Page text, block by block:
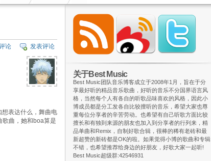
发表评论
论
表达什么，舞曲电
歌曲，她和boa算是
关于Best Music
Best Music团队音乐博客成立于2008年1月，旨在于分
享最好听的精品音乐歌曲，好听的音乐不分国界语言风
格，当然每个人有各自的听歌品味喜欢的风格，因此小
博成员都是分工发各自比较擅听的音乐，希望大家也尊
重每位分享者的辛苦劳动。也希望有自己听歌方面比较
擅长和有独到来源的朋友也加入到分享者的行列来，精
品单曲和Remix，自制好歌合辑，很棒的稀有老砖和最
新超赞的新砖都是OK的啦。如果觉得小博的歌曲和专辑
不错，也希望推荐给身边的好朋友，好歌大家一起听!
Best Music超级群:42546931